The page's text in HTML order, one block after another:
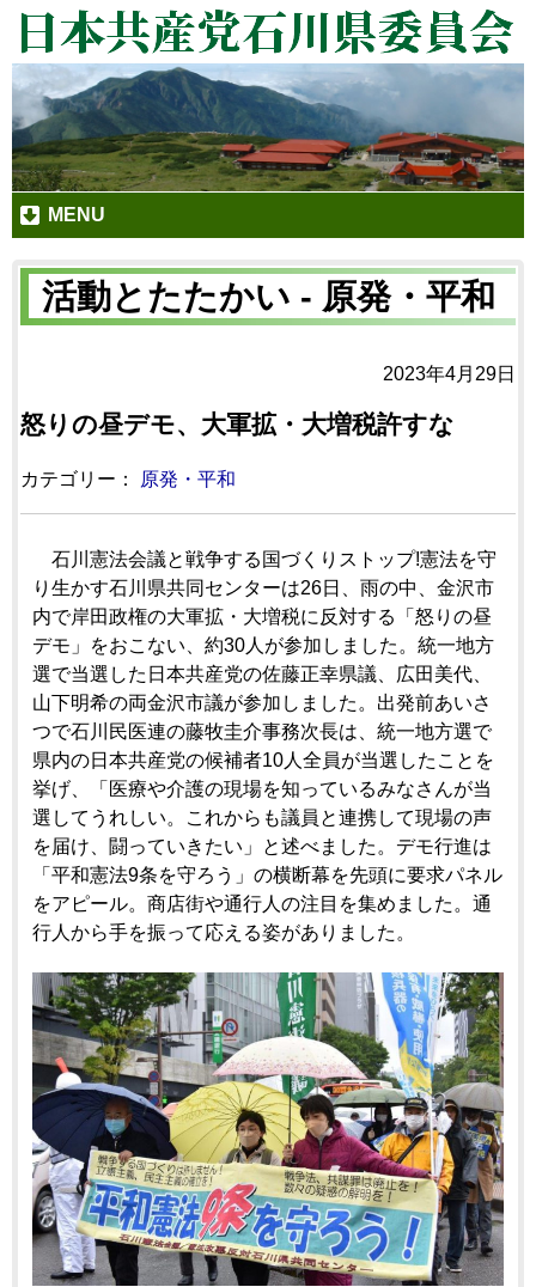
MENU
活動とたたかい - 原発・平和
2023年4月29日
怒りの昼デモ、大軍拡・大増税許すな
カテゴリー： 原発・平和
石川憲法会議と戦争する国づくりストップ!憲法を守
り生かす石川県共同センターは26日、雨の中、金沢市
内で岸田政権の大軍拡・大増税に反対する「怒りの昼
デモ」をおこない、約30人が参加しました。統一地方
選で当選した日本共産党の佐藤正幸県議、広田美代、
山下明希の両金沢市議が参加しました。出発前あいさ
つで石川民医連の藤牧圭介事務次長は、統一地方選で
県内の日本共産党の候補者10人全員が当選したことを
挙げ、「医療や介護の現場を知っているみなさんが当
選してうれしい。これからも議員と連携して現場の声
を届け、闘っていきたい」と述べました。デモ行進は
「平和憲法9条を守ろう」の横断幕を先頭に要求パネル
をアピール。商店街や通行人の注目を集めました。通
行人から手を振って応える姿がありました。